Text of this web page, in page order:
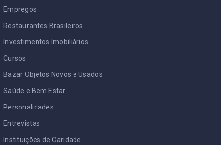
Empregos
Restaurantes Brasileiros
Investimentos Imobiliários
Cursos
Bazar Objetos Novos e Usados
Saúde e Bem Estar
Personalidades
Entrevistas
Instituições de Caridade